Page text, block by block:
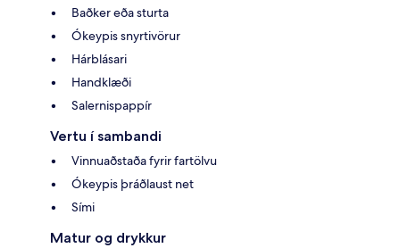
Baðker eða sturta
Ókeypis snyrtivörur
Hárblásari
Handklæði
Salernispappír
Vertu í sambandi
Vinnuaðstaða fyrir fartölvu
Ókeypis þráðlaust net
Sími
Matur og drykkur